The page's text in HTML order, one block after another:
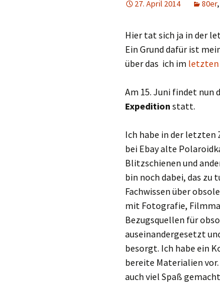
27. April 2014 80er,
Hier tat sich ja in der
Ein Grund dafür ist
über das ich im letzten
Am 15. Juni findet nun
Expedition statt.
Ich habe in der letzten
bei Ebay alte
Blitzschienen und
bin noch dabei, das zu
Fachwissen über
mit Fotografie,
Bezugsquellen für
auseinandergesetzt
besorgt. Ich habe ein
bereite Materialien
auch viel Spaß